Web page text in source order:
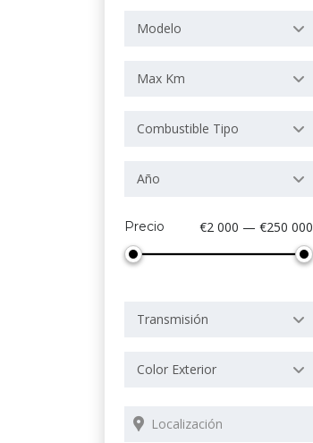
Modelo
Max Km
Combustible Tipo
Año
Precio €2 000 — €250 000
Transmisión
Color Exterior